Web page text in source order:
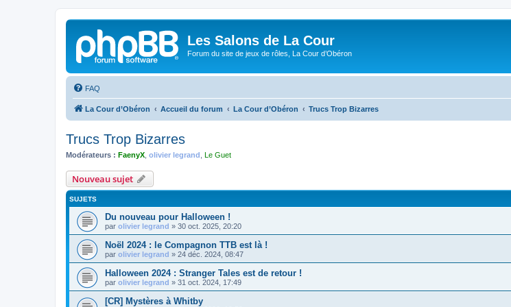
Les Salons de La Cour
Forum du site de jeux de rôles, La Cour d’Obéron
FAQ
La Cour d’Obéron Accueil du forum La Cour d’Obéron Trucs Trop Bizarres
Trucs Trop Bizarres
Modérateurs : FaenyX olivier legrand Le Guet
Nouveau sujet
SUJETS
Du nouveau pour Halloween !
par olivier legrand » 30 oct. 2025, 20:20
Noël 2024 : le Compagnon TTB est là !
par olivier legrand » 24 déc. 2024, 08:47
Halloween 2024 : Stranger Tales est de retour !
par olivier legrand » 31 oct. 2024, 17:49
[CR] Mystères à Whitby